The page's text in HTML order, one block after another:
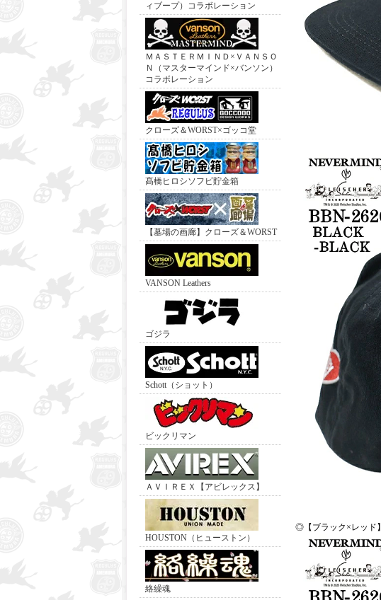
ィブープ）コラボレーション
ＭＡＳＴＥＲＭＩＮＤ×ＶＡＮＳＯ
Ｎ（マスターマインド×バンソン）
コラボレーション
クローズ＆WORST×ゴッコ堂
髙橋ヒロシソフビ貯金箱
【墓場の画廊】クローズ＆WORST
VANSON Leathers
ゴジラ
Schott（ショット）
ビックリマン
ＡＶＩＲＥＸ【アビレックス】
HOUSTON（ヒューストン）
絡繰魂
◎【ブラック×レッド】